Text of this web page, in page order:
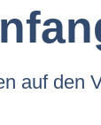
auf den